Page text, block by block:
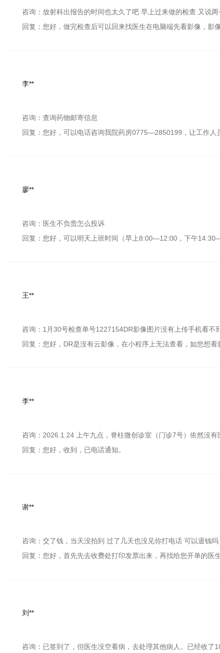
咨询：放射科出报告的时间也太久了吧 早上过来做的检查 又说
回复：您好，做完检查后可以回来找医生在电脑端先看影像，影
李**
咨询：查询药物邮寄信息
回复：您好，可以电话咨询我院药房0775—2850199，让工作
廖**
咨询：医生不负责怎么投诉
回复：您好，可以明天上班时间（早上8:00—12:00，下午
王**
咨询：1月30号检查单号1227154DR影像图片没有上传手机看不
回复：您好，DR是没有云影像，在小程序上无法查看，如您想
李**
咨询：2026.1.24 上午九点，脊柱微创诊室（门诊7号）依然没有
回复：您好，收到，已电话通知。
谢**
咨询：交了钱，当天没拍到 过了几天也没见你打电话 可以退钱吗
回复：您好，首先先去收费处打印发票出来，再找给您开单的
刘**
咨询：已签到了，但医生没空看病，去处理其他病人。已经收了